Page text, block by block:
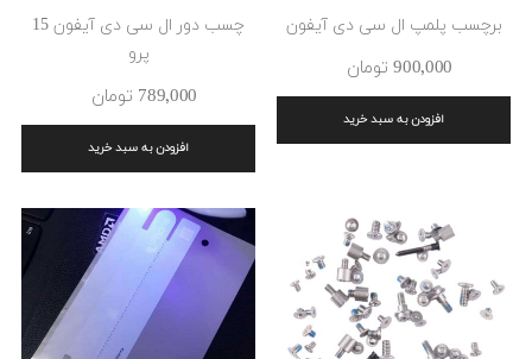
برچسب پلمپ ال سی دی آیفون
900٬000 ‎تومان
افزودن به سبد خرید
چسب دور ال سی دی آیفون 15
پرو
789٬000 ‎تومان
افزودن به سبد خرید